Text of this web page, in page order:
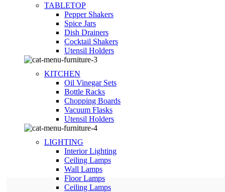
TABLETOP
Pepper Shakers
Spice Jars
Dish Drainers
Сocktail Shakers
Utensil Holders
KITCHEN
Oil Vinegar Sets
Bottle Racks
Chopping Boards
Vacuum Flasks
Utensil Holders
LIGHTING
Interior Lighting
Ceiling Lamps
Wall Lamps
Floor Lamps
Ceiling Lamps